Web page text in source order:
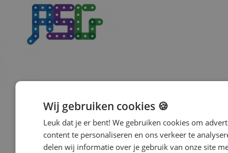
Wij gebruiken cookies 🍪
Leuk dat je er bent! We gebruiken cookies om
content te personaliseren en ons verkeer te
delen wij informatie over je gebruik van onze site